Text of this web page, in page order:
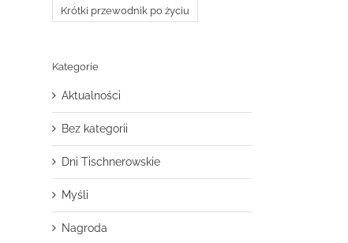
Krótki przewodnik po życiu
Kategorie
Aktualności
Bez kategorii
Dni Tischnerowskie
Myśli
Nagroda